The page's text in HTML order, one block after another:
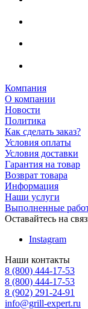
Компания
О компании
Новости
Политика
Как сделать заказ?
Условия оплаты
Условия доставки
Гарантия на товар
Возврат товара
Информация
Наши услуги
Выполненные
Оставайтесь на
Instagram
Наши контакты
8 (800) 444-17-53
8 (800) 444-17-53
8 (902) 291-24-91
info@grill-expert.ru